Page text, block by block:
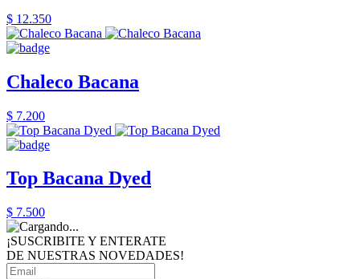
$ 12.350
Chaleco Bacana
$ 7.200
Top Bacana Dyed
$ 7.500
¡SUSCRIBITE Y ENTERATE
DE NUESTRAS NOVEDADES!